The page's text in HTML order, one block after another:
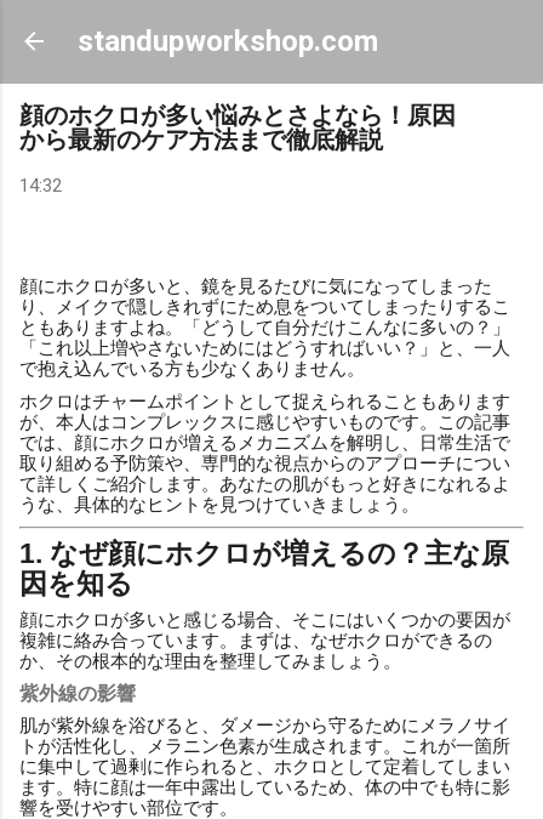
スキップしてメイン コンテンツに移動
standupworkshop.com
顔のホクロが多い悩みとさよなら！原因
から最新のケア方法まで徹底解説
14:32
顔にホクロが多いと、鏡を見るたびに気になってしまった
り、メイクで隠しきれずにため息をついてしまったりするこ
ともありますよね。「どうして自分だけこんなに多いの？」
「これ以上増やさないためにはどうすればいい？」と、一人
で抱え込んでいる方も少なくありません。
ホクロはチャームポイントとして捉えられることもあります
が、本人はコンプレックスに感じやすいものです。この記事
では、顔にホクロが増えるメカニズムを解明し、日常生活で
取り組める予防策や、専門的な視点からのアプローチについ
て詳しくご紹介します。あなたの肌がもっと好きになれるよ
うな、具体的なヒントを見つけていきましょう。
1. なぜ顔にホクロが増えるの？主な原
因を知る
顔にホクロが多いと感じる場合、そこにはいくつかの要因が
複雑に絡み合っています。まずは、なぜホクロができるの
か、その根本的な理由を整理してみましょう。
紫外線の影響
肌が紫外線を浴びると、ダメージから守るためにメラノサイ
トが活性化し、メラニン色素が生成されます。これが一箇所
に集中して過剰に作られると、ホクロとして定着してしまい
ます。特に顔は一年中露出しているため、体の中でも特に影
響を受けやすい部位です。